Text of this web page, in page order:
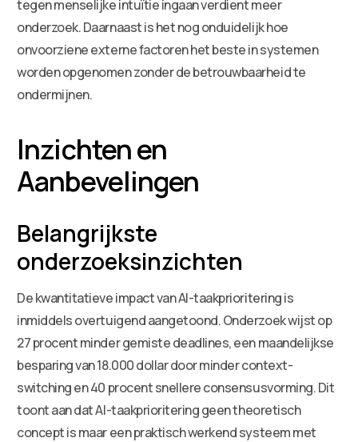
tegen menselijke intuïtie ingaan verdient meer
onderzoek. Daarnaast is het nog onduidelijk hoe
onvoorziene externe factoren het beste in systemen
worden opgenomen zonder de betrouwbaarheid te
ondermijnen.
Inzichten en
Aanbevelingen
Belangrijkste
onderzoeksinzichten
De kwantitatieve impact van AI-taakprioritering is
inmiddels overtuigend aangetoond. Onderzoek wijst op
27 procent minder gemiste deadlines, een maandelijkse
besparing van 18.000 dollar door minder context-
switching en 40 procent snellere consensusvorming. Dit
toont aan dat AI-taakprioritering geen theoretisch
concept is maar een praktisch werkend systeem met